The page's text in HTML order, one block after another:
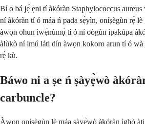
Bí o bá jẹ́ ẹni tí àkóràn Staphylococcus aureus
ní àkóràn tí ó máa ń pada sẹ̀yìn, oníṣègùn rẹ̀
àwọn ohun ìwẹ̀nùmọ́ tí ó ní oògùn ìpakúpa
àlùkò ní imú láti dín àwọn kokoro arun tí ó
rẹ̀ kù.
Báwo ni a ṣe ń ṣàyẹ̀wò
carbuncle?
Àwọn oníṣègùn lè máa ṣàyẹ̀wò àkóràn ìgbò